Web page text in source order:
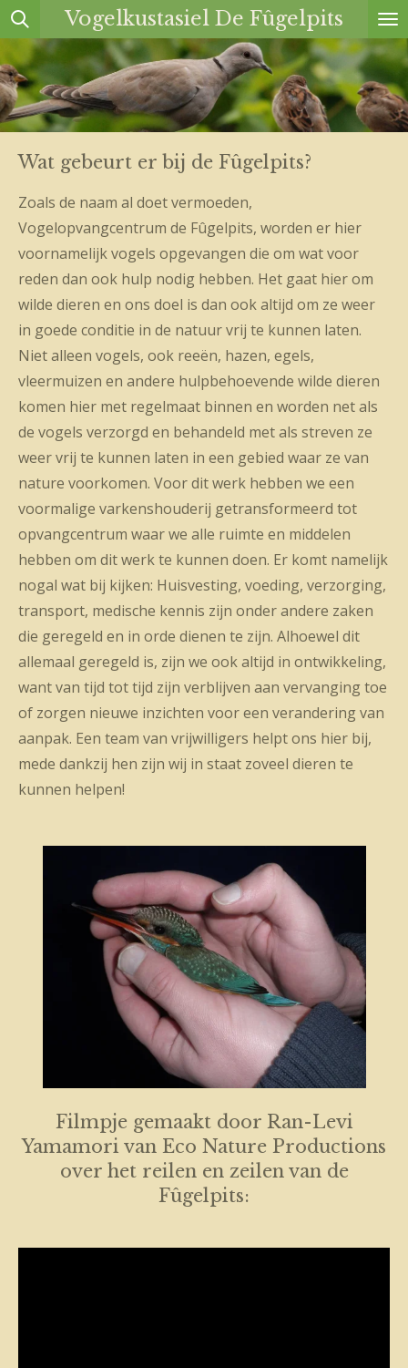
Ga
direct
naar
de
hoofdinhoud
Vogelkustasiel De Fûgelpits
Wat gebeurt er bij de Fûgelpits?
Zoals de naam al doet vermoeden,
Vogelopvangcentrum de Fûgelpits, worden er hier
voornamelijk vogels opgevangen die om wat voor
reden dan ook hulp nodig hebben. Het gaat hier om
wilde dieren en ons doel is dan ook altijd om ze weer
in goede conditie in de natuur vrij te kunnen laten.
Niet alleen vogels, ook reeën, hazen, egels,
vleermuizen en andere hulpbehoevende wilde dieren
komen hier met regelmaat binnen en worden net als
de vogels verzorgd en behandeld met als streven ze
weer vrij te kunnen laten in een gebied waar ze van
nature voorkomen. Voor dit werk hebben we een
voormalige varkenshouderij getransformeerd tot
opvangcentrum waar we alle ruimte en middelen
hebben om dit werk te kunnen doen. Er komt namelijk
nogal wat bij kijken: Huisvesting, voeding, verzorging,
transport, medische kennis zijn onder andere zaken
die geregeld en in orde dienen te zijn. Alhoewel dit
allemaal geregeld is, zijn we ook altijd in ontwikkeling,
want van tijd tot tijd zijn verblijven aan vervanging toe
of zorgen nieuwe inzichten voor een verandering van
aanpak. Een team van vrijwilligers helpt ons hier bij,
mede dankzij hen zijn wij in staat zoveel dieren te
kunnen helpen!
Filmpje gemaakt door Ran-Levi
Yamamori van Eco Nature Productions
over het reilen en zeilen van de
Fûgelpits: